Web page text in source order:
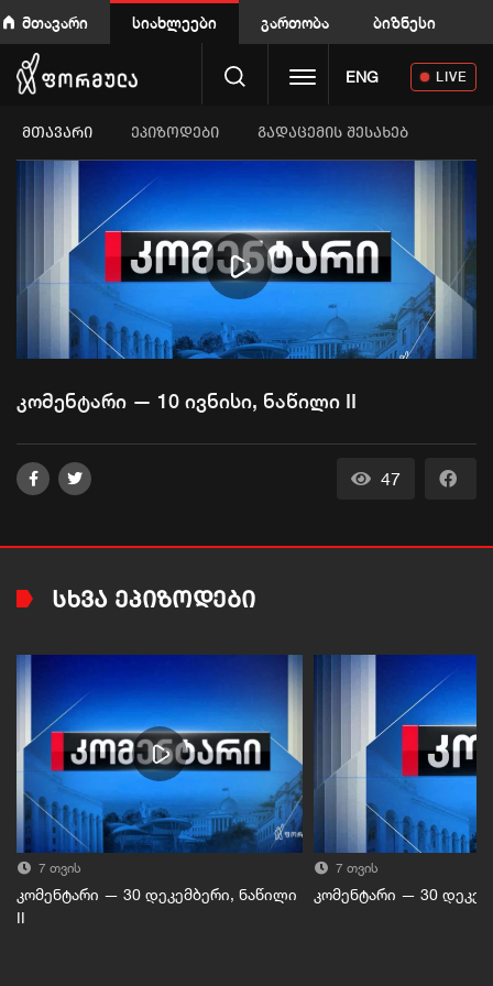
მთავარი სიახლეები გართობა ბიზნესი
Toggle navigation
ENG LIVE
ᲛᲗᲐᲕᲐᲠᲘ ეპიზოდები გადაცემის შესახებ
Play
Video
კომენტარი — 10 ივნისი, ნაწილი II
47
ᲡᲮᲕᲐ ᲔᲞᲘᲖᲝᲓᲔᲑᲘ
7 თვის
კომენტარი — 30 დეკემბერი, ნაწილი
II
7 თვის
კომენტარი — 30